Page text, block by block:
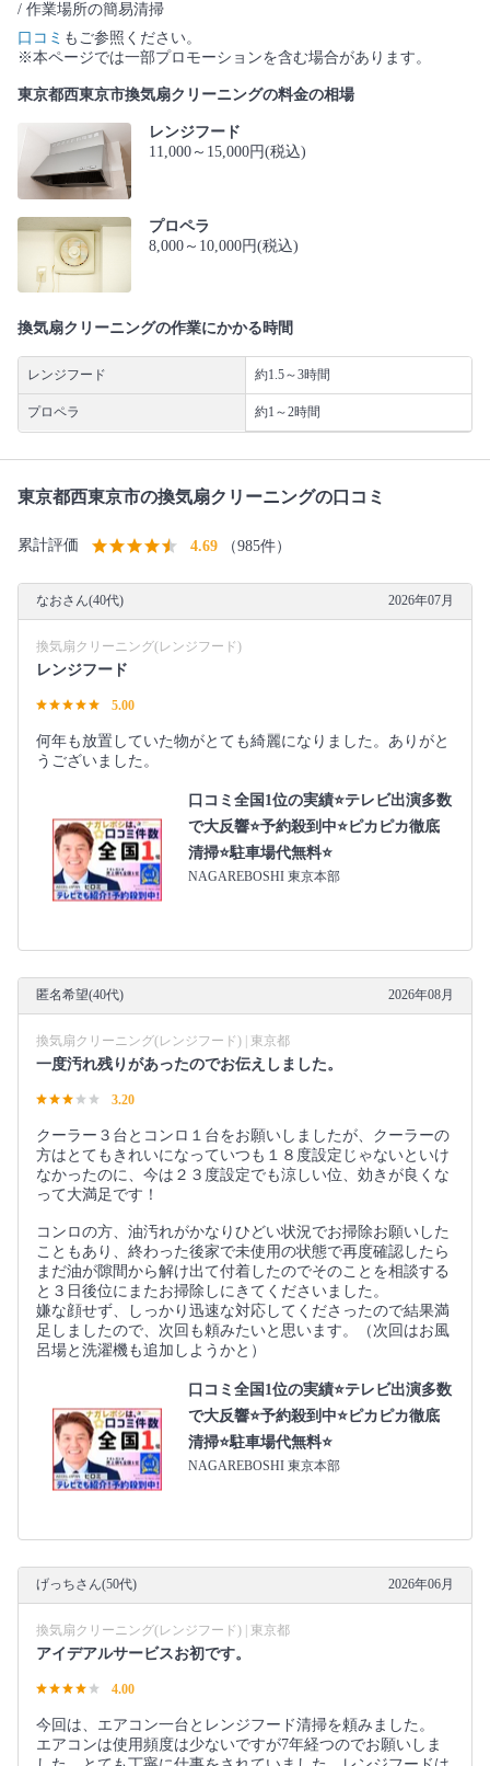
/ 作業場所の簡易清掃
口コミ もご参照ください。
※本ページでは一部プロモーションを含む場合があります。
東京都西東京市換気扇クリーニングの料金の相場
レンジフード
11,000～15,000円(税込)
プロペラ
8,000～10,000円(税込)
換気扇クリーニングの作業にかかる時間
レンジフード 約1.5～3時間
プロペラ 約1～2時間
東京都西東京市の換気扇クリーニングの口コミ
累計評価 4.69 （985件）
なおさん(40代) 2026年07月
換気扇クリーニング(レンジフード)
レンジフード
5.00
何年も放置していた物がとても綺麗になりました。ありがと
うございました。
口コミ全国1位の実績⭐テレビ出演多数
で大反響⭐予約殺到中⭐ピカピカ徹底
清掃⭐駐車場代無料⭐
NAGAREBOSHI 東京本部
匿名希望(40代) 2026年08月
換気扇クリーニング(レンジフード) | 東京都
一度汚れ残りがあったのでお伝えしました。
3.20
クーラー３台とコンロ１台をお願いしましたが、クーラーの
方はとてもきれいになっていつも１８度設定じゃないといけ
なかったのに、今は２３度設定でも涼しい位、効きが良くな
って大満足です！
コンロの方、油汚れがかなりひどい状況でお掃除お願いした
こともあり、終わった後家で未使用の状態で再度確認したら
まだ油が隙間から解け出て付着したのでそのことを相談する
と３日後位にまたお掃除しにきてくださいました。
嫌な顔せず、しっかり迅速な対応してくださったので結果満
足しましたので、次回も頼みたいと思います。（次回はお風
呂場と洗濯機も追加しようかと）
口コミ全国1位の実績⭐テレビ出演多数
で大反響⭐予約殺到中⭐ピカピカ徹底
清掃⭐駐車場代無料⭐
NAGAREBOSHI 東京本部
げっちさん(50代) 2026年06月
換気扇クリーニング(レンジフード) | 東京都
アイデアルサービスお初です。
4.00
今回は、エアコン一台とレンジフード清掃を頼みました。
エアコンは使用頻度は少ないですが7年経つのでお願いしま